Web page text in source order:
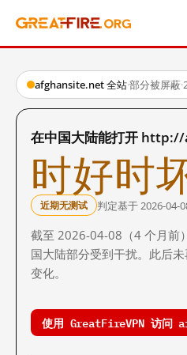
afghansite.net 全站·部分被屏蔽·
在中国大陆能打开
时好时
近期无测试 判定基于 2026-04-
截至 2026-04-08（4 个月前
国大陆部分受到干扰。此后
变化。
使用 GreatFireVPN 访